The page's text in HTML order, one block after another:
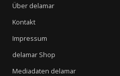
Über delamar
Kontakt
Impressum
delamar Shop
Mediadaten delamar